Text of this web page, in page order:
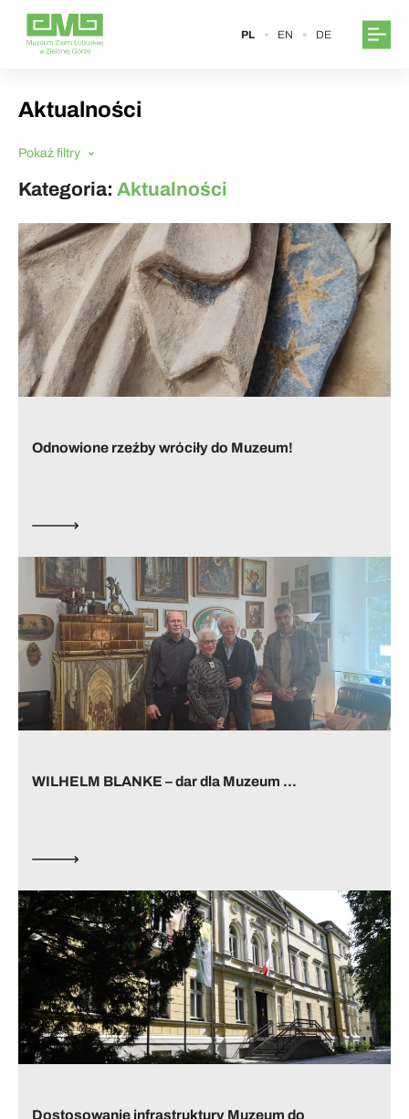
PL EN DE
Aktualności
Pokaż filtry
Kategoria: Aktualności
Odnowione rzeźby wróciły do Muzeum!
WILHELM BLANKE – dar dla Muzeum ...
Dostosowanie infrastruktury Muzeum do